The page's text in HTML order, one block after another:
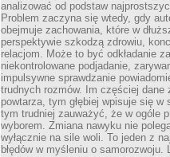
analizować od podstaw
Problem zaczyna się wtedy, gdy
obejmuje zachowania, które w
perspektywie szkodzą zdrowiu,
relacjom. Może to być odkładanie
niekontrolowane podjadanie,
impulsywne sprawdzanie
trudnych rozmów. Im częściej dane
powtarza, tym głębiej wpisuje się w
tym trudniej zauważyć, że w ogóle
wyborem. Zmiana nawyku nie
wyłącznie na sile woli. To jeden z
błędów w myśleniu o samorozwoju.